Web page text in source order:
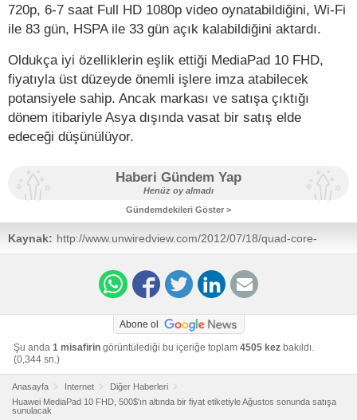
720p, 6-7 saat Full HD 1080p video oynatabildiğini, Wi-Fi
ile 83 gün, HSPA ile 33 gün açık kalabildiğini aktardı.
Oldukça iyi özelliklerin eşlik ettiği MediaPad 10 FHD,
fiyatıyla üst düzeyde önemli işlere imza atabilecek
potansiyele sahip. Ancak markası ve satışa çıktığı
dönem itibariyle Asya dışında vasat bir satış elde
edeceği düşünülüyor.
Haberi Gündem Yap
Henüz oy almadı
Gündemdekileri Göster >
Kaynak: http://www.unwiredview.com/2012/07/18/quad-core-
huawei-mediapad-10-fhd-arrives-in-late-august-for-less-
Abone ol
Şu anda 1 misafirin görüntülediği bu içeriğe toplam 4505 kez bakıldı.
(0,344 sn.)
Anasayfa Internet
Diğer Haberleri
Huawei MediaPad 10 FHD, 500$'ın altında bir fiyat etiketiyle Ağustos sonunda satışa
sunulacak